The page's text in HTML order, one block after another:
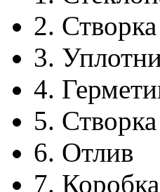
2.
3.
4.
5.
6. Отлив
7. Коробка